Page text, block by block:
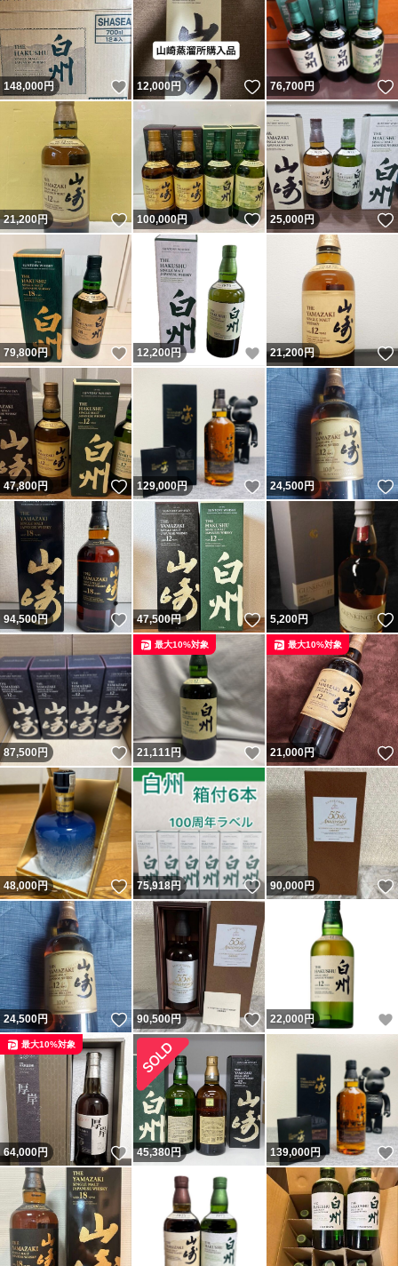
148,000円 いいね！
12,000円 いいね！
76,700円
21,200円 いいね！
100,000円 いいね！
25,000円
79,800円 いいね！
12,200円 いいね！
21,200円
47,800円 いいね！
129,000円 いいね！
24,500円
94,500円 いいね！
47,500円 いいね！
5,200円
87,500円 いいね！
21,111円 いいね！
最大10%対象
21,000円
最大10%対象
48,000円 いいね！
75,918円 いいね！
90,000円
24,500円 いいね！
90,500円 いいね！
22,000 円
64,000円 いいね！
最大10%対象
45,380円 139,000円